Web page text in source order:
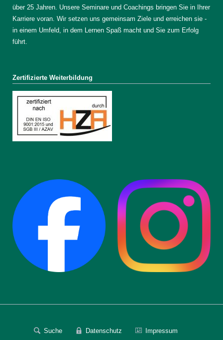
über 25 Jahren. Unsere Seminare und Coachings bringen Sie in Ihrer
Karriere voran. Wir setzen uns gemeinsam Ziele und erreichen sie -
in einem Umfeld, in dem Lernen Spaß macht und Sie zum Erfolg
führt.
Zertifizierte Weiterbildung
Suche Datenschutz Impressum